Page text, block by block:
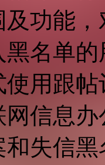
功能
名单
用跟
网信息
失信